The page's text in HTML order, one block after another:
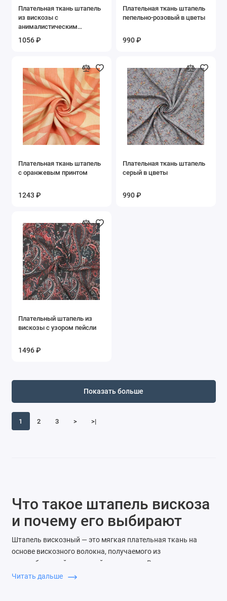
Плательная ткань штапель
из вискозы с
анималистическим
1056 ₽
Плательная ткань штапель
пепельно-розовый в цветы
990 ₽
Плательная ткань штапель
с оранжевым принтом
1243 ₽
Плательная ткань штапель
серый в цветы
990 ₽
Плательный штапель из
вискозы с узором пейсли
1496 ₽
1 2 3 > >|
Показать больше
Что такое штапель вискоза
и почему его выбирают
Штапель вискозный — это мягкая плательная ткань на
основе вискозного волокна, получаемого из
переработанной древесной целлюлозы. В отличие от
синтетики, материал «дышит» и ведёт себя ближе к
Читать дальше